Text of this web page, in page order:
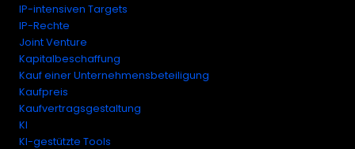
IP-intensiven Targets
IP-Rechte
Joint Venture
Kapitalbeschaffung
Kauf einer Unternehmensbeteiligung
Kaufpreis
Kaufvertragsgestaltung
KI
KI-gestützte Tools